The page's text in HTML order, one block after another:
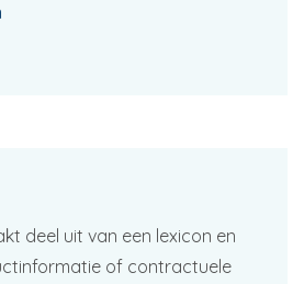
deel uit van een lexicon en
of contractuele